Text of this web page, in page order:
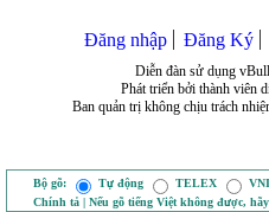
Đăng nhập Đăng Ký
Diễn đàn sử dụng
Phát triển bởi thành viên
Ban quản trị không chịu trách
Bộ gõ: Tự động TELEX VNI
Chính tả | Nếu gõ tiếng Việt không được,